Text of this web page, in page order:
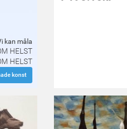
kan måla
HELST
HELST
konst